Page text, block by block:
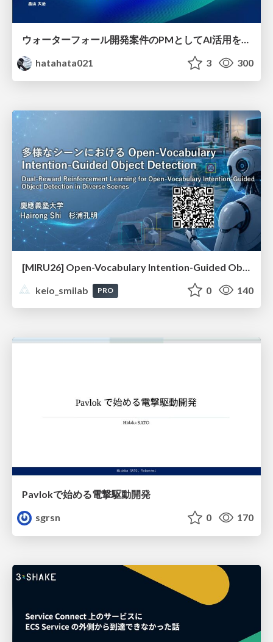
ウォーターフォール開発案件のPMとしてAI活用を模索している話
hatahata021
3 300
keio_smilab
PRO 0 140
Pavlokで始める電撃駆動開発
sgrsn
0 170